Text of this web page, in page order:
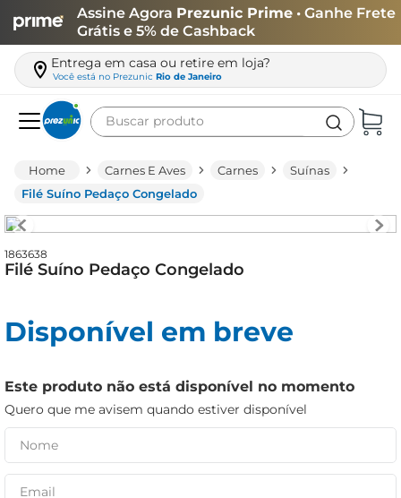
Assine Agora Prezunic Prime • Ganhe Frete
Grátis e 5% de Cashback
Entrega em casa ou retire em loja?
Você está no Prezunic Rio de Janeiro
Buscar produto
Carnes E Aves Carnes
Suínas
Filé Suíno Pedaço Congelado
1863638
Filé Suíno Pedaço Congelado
Disponível em breve
Este produto não está disponível no momento
Quero que me avisem quando estiver disponível
leite
queijo
biscoito
papel higiênico
cerveja